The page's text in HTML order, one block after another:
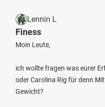
Lennin L
Finess
Moin Leute,
ich wollte fragen was eurer
oder Carolina Rig für denn
Gewicht?